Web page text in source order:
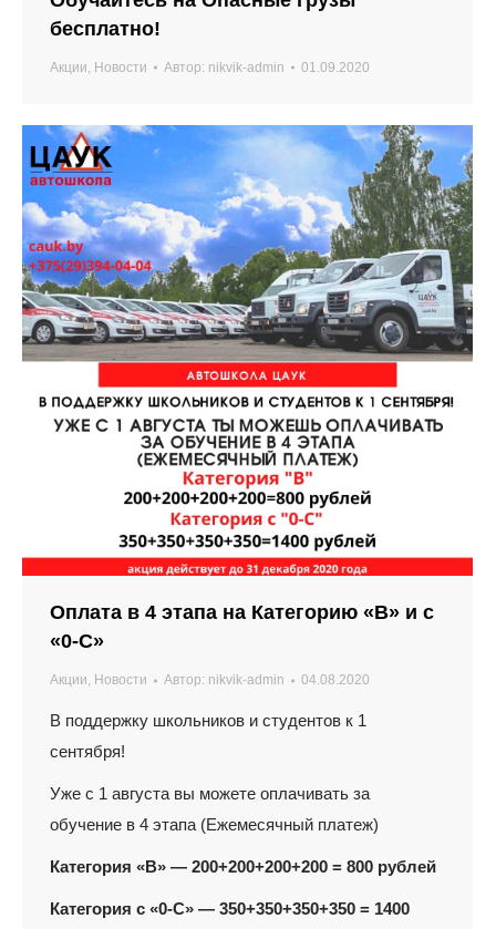
бесплатно!
Акции Новости Автор: nikvik-admin 01.09.2020
Оплата в 4 этапа на Категорию «В» и с
«0-С»
Акции, Новости Автор: nikvik-admin 04.08.2020
В поддержку школьников и студентов к 1
сентября!
Уже с 1 августа вы можете оплачивать за
обучение в 4 этапа (Ежемесячный платеж)
Категория «В» — 200+200+200+200 = 800 рублей
Категория с «0-С» — 350+350+350+350 = 1400